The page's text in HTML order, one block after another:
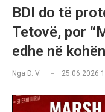
BDI do të
Tetovë, por
edhe në
Nga D. V. 25.06.2026